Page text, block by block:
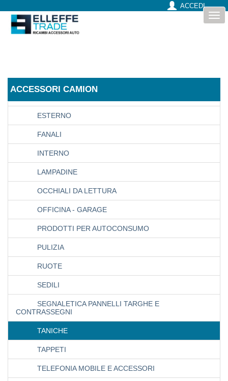
ACCEDI
ACCESSORI CAMION
DECORAZIONI
DUCATI
ESTERNO
FANALI
INTERNO
LAMPADINE
OCCHIALI DA LETTURA
OFFICINA - GARAGE
PRODOTTI PER AUTOCONSUMO
PULIZIA
RUOTE
SEDILI
SEGNALETICA PANNELLI TARGHE E
CONTRASSEGNI
TANICHE
TAPPETI
TELEFONIA MOBILE E ACCESSORI